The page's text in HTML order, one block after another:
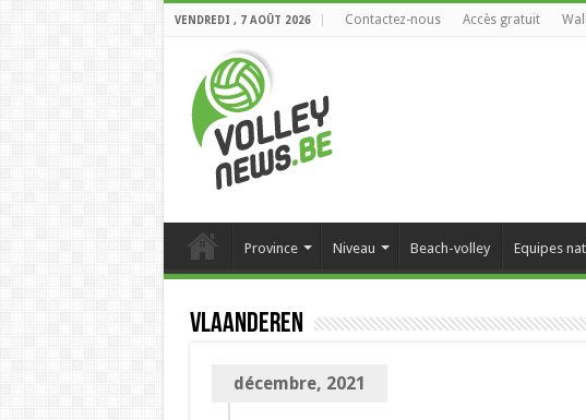
VENDREDI , 7 AOÛT 2026 Contactez-nous Accès gratuit
Province Niveau Beach-volley Equipes
Vlaanderen
décembre, 2021